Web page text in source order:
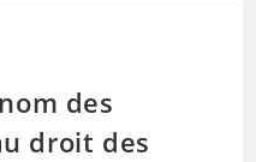
des
droit des